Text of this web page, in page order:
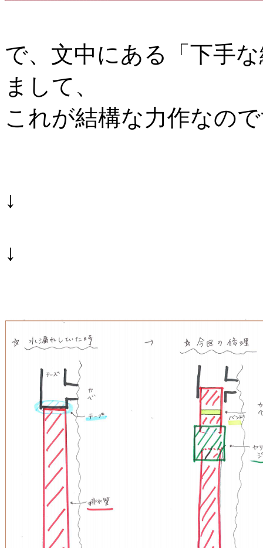
で、文中にある「下手
まして、
これが結構な力作なの
↓
↓